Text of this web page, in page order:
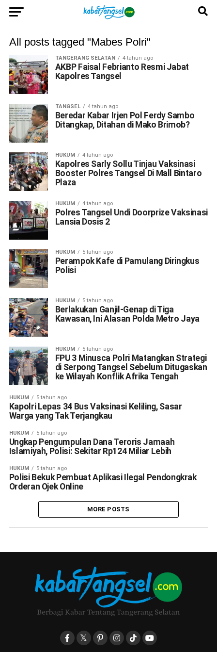
All posts tagged "Mabes Polri"
TANGERANG SELATAN 4 tahun ago
AKBP Faisal Febrianto Resmi Jabat
Kapolres Tangsel
TANGSEL 4 tahun ago
Beredar Kabar Irjen Pol Ferdy Sambo
Ditangkap, Ditahan di Mako Brimob?
HUKUM 4 tahun ago
Kapolres Sarly Sollu Tinjau Vaksinasi
Booster Polres Tangsel Di Mall Bintaro
Plaza
HUKUM 4 tahun ago
Polres Tangsel Undi Doorprize Vaksinasi
Lansia Dosis 2
HUKUM 5 tahun ago
Perampok Kafe di Pamulang Diringkus
Polisi
HUKUM 5 tahun ago
Berlakukan Ganjil-Genap di Tiga
Kawasan, Ini Alasan Polda Metro Jaya
HUKUM 5 tahun ago
FPU 3 Minusca Polri Matangkan Strategi
di Serpong Tangsel Sebelum Ditugaskan
ke Wilayah Konflik Afrika Tengah
HUKUM 5 tahun ago
Kapolri Lepas 34 Bus Vaksinasi Keliling, Sasar
Warga yang Tak Terjangkau
HUKUM 5 tahun ago
Ungkap Pengumpulan Dana Teroris Jamaah
Islamiyah, Polisi: Sekitar Rp124 Miliar Lebih
HUKUM 5 tahun ago
Polisi Bekuk Pembuat Aplikasi Ilegal Pendongkrak
Orderan Ojek Online
MORE POSTS